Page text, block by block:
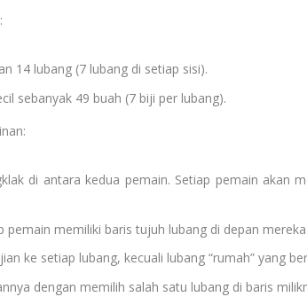
14 lubang (7 lubang di setiap sisi).
sebanyak 49 buah (7 biji per lubang).
di antara kedua pemain. Setiap pemain akan
pemain memiliki baris tujuh lubang di depan mereka.
ke setiap lubang, kecuali lubang “rumah” yang
dengan memilih salah satu lubang di baris